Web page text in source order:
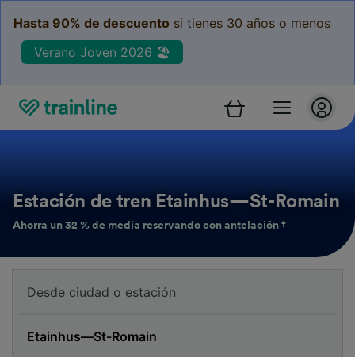
Hasta 90% de descuento si tienes 30 años o menos
Verano Joven 2026 🏖️
Estación de tren Etainhus—St-Romain
Ahorra un 32 % de media reservando con antelación †